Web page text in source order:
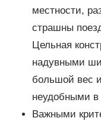
местности,
страшны
Цельная
надувными
большой вес
неудобными в
Важными